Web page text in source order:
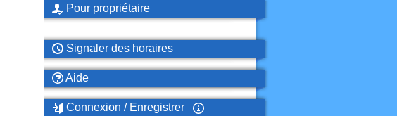
Pour propriétaire
Signaler des horaires
Aide
Connexion / Enregistrer